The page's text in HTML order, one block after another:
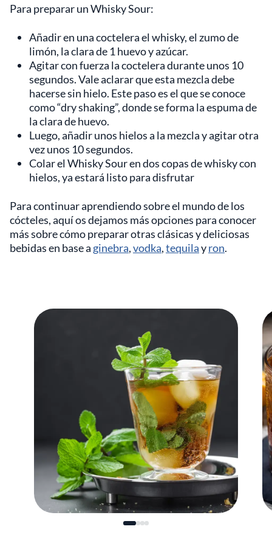
Para preparar un Whisky Sour:
Añadir en una coctelera el whisky, el zumo de
limón, la clara de 1 huevo y azúcar.
Agitar con fuerza la coctelera durante unos 10
segundos. Vale aclarar que esta mezcla debe
hacerse sin hielo. Este paso es el que se conoce
como “dry shaking”, donde se forma la espuma de
la clara de huevo.
Luego, añadir unos hielos a la mezcla y agitar otra
vez unos 10 segundos.
Colar el Whisky Sour en dos copas de whisky con
hielos, ya estará listo para disfrutar
Para continuar aprendiendo sobre el mundo de los
cócteles, aquí os dejamos más opciones para conocer
más sobre cómo preparar otras clásicas y deliciosas
bebidas en base a ginebra,vodka,tequilayron.